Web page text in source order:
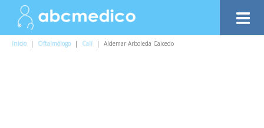
Inicio | Oftalmólogo | Calí | Aldemar Arboleda Caicedo